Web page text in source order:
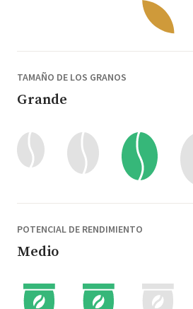
TAMAÑO DE LOS GRANOS
Grande
POTENCIAL DE RENDIMIENTO
Medio